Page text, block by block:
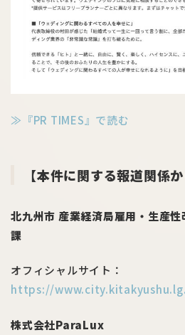
≫『PR TIMES』で読む
【本件に関する報道関係
北九州市 産業経済局雇用・生産
課
オフィシャルサイト：
https://
株式会社ParaLux